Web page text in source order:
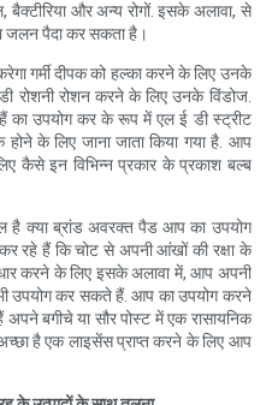
और अन्य रोगों. इसके अलावा, से
जलन पैदा कर सकता है।
गर्मी दीपक को हल्का करने के लिए उनके
रोशनी रोशन करने के लिए उनके विंडोज.
का उपयोग कर के रूप में एल ई डी स्ट्रीट
के लिए जाना जाता किया गया है. आप
कैसे इन विभिन्न प्रकार के प्रकाश बल्ब
है क्या ब्रांड अवरक्त पैड आप का उपयोग
रहे हैं कि चोट से अपनी आंखों की रक्षा के
करने के लिए इसके अलावा में, आप अपनी
उपयोग कर सकते हैं. आप का उपयोग करने
बगीचे या सौर पोस्ट में एक रासायनिक
है एक लाइसेंस प्राप्त करने के लिए आप